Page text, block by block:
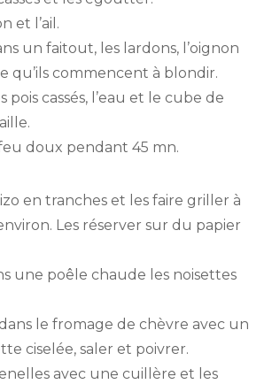
et l’ail.
un faitout, les lardons, l’oignon
qu’ils commencent à blondir.
pois cassés, l’eau et le cube de
doux pendant 45 mn.
en tranches et les faire griller à
Les réserver sur du papier
une poêle chaude les noisettes
le fromage de chèvre avec un
ciselée, saler et poivrer.
avec une cuillère et les